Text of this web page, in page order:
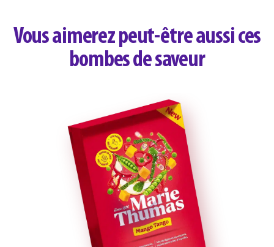
Vous aimerez peut-être aussi ces
bombes de saveur